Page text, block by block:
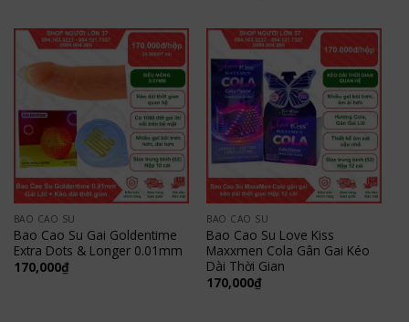
BAO CAO SU
Bao Cao Su Gai Goldentime
Extra Dots & Longer 0.01mm
170,000₫
BAO CAO SU
Bao Cao Su Love Kiss
Maxxmen Cola Gân Gai Kéo
Dài Thời Gian
170,000₫